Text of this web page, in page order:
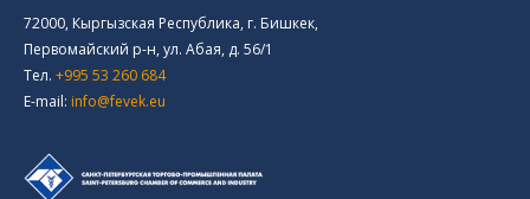
72000, Кыргызская Республика, г. Бишкек,
Первомайский р-н, ул. Абая, д. 56/1
Тел. +995 53 260 684
E-mail: info@fevek.eu